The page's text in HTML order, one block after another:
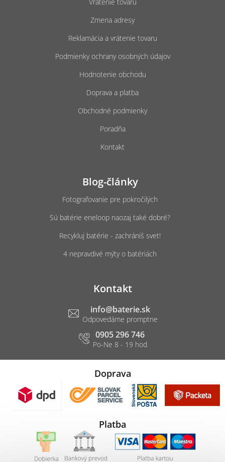
v
ý
i
u
Vrátenie tovaru
Zmena adresy
Reklamácia a vrátenie tovaru
Podmienky ochrany osobných údajov
Hodnotenie obchodu
Doprava a platba
Obchodné podmienky
Poradňa
Kontakt
Blog-články
Fotografovanie pre pokročilých
Sú batérie eneloop naozaj také dobré?
Recykluj batérie - zachrániš svet!
4 nepravdivé mýty o batériách
Kontakt
info@baterie.sk
0905 296 746
Doprava
Platba